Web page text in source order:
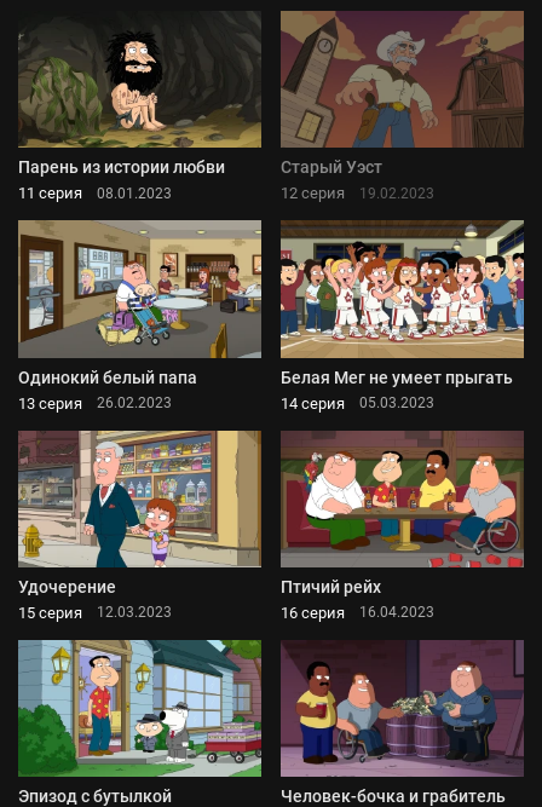
Парень из истории любви
11 серия 08.01.2023
Старый Уэст
12 серия 19.02.2023
Одинокий белый папа
13 серия 26.02.2023
Белая Мег не умеет прыгать
14 серия 05.03.2023
Удочерение
15 серия 12.03.2023
Птичий рейх
16 серия 16.04.2023
Эпизод с бутылкой Человек-бочка и грабитель